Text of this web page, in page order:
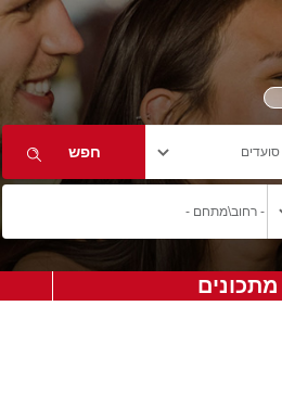
מתכונים